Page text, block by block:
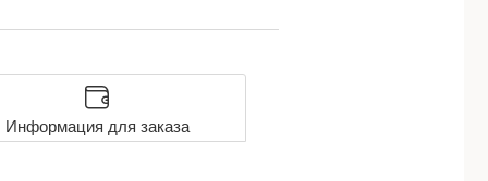
Информация для заказа